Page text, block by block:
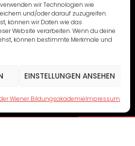
wir Technologien wie
und/oder darauf zuzugreifen.
können wir Daten wie das
Website verarbeiten. Wenn du deine
können bestimmte Merkmale und
EINSTELLUNGEN ANSEHEN
Wiener BildungsakademieImpressum